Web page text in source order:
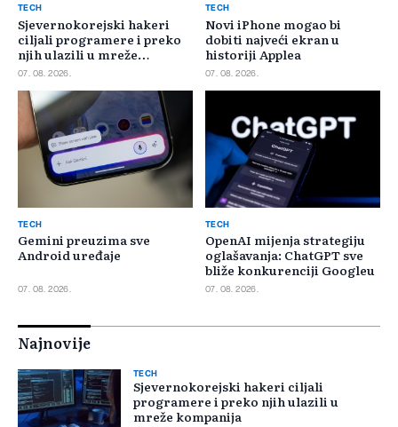
TECH
Sjevernokorejski hakeri
ciljali programere i preko
njih ulazili u mreže
kompanija
07. 08. 2026.
TECH
Novi iPhone mogao bi
dobiti najveći ekran u
historiji Applea
07. 08. 2026.
TECH
Gemini preuzima sve
Android uređaje
07. 08. 2026.
TECH
OpenAI mijenja strategiju
oglašavanja: ChatGPT sve
bliže konkurenciji Googleu
07. 08. 2026.
Najnovije
TECH
Sjevernokorejski hakeri ciljali
programere i preko njih ulazili u
mreže kompanija